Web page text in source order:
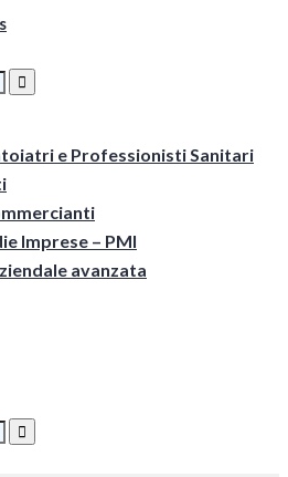
e Professionisti Sanitari
Imprese – PMI
avanzata